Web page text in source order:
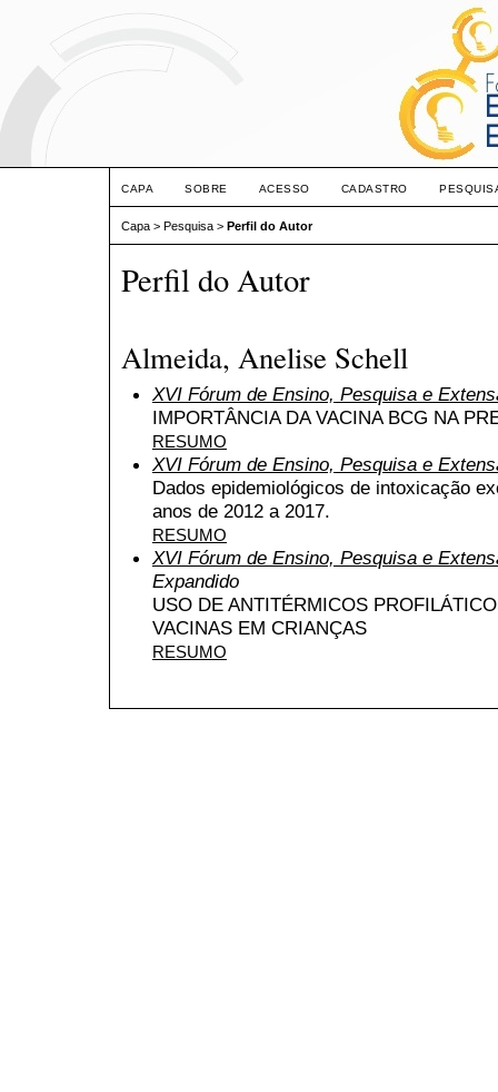
CAPA SOBRE ACESSO CADASTRO
Capa > Pesquisa > Perfil do Autor
Perfil do Autor
Almeida, Anelise Schell
XVI Fórum de Ensino, Pesquisa e
IMPORTÂNCIA DA VACINA BCG NA
RESUMO
XVI Fórum de Ensino, Pesquisa e
Dados epidemiológicos de intoxicação
anos de 2012 a 2017.
RESUMO
XVI Fórum de Ensino, Pesquisa e
Expandido
USO DE ANTITÉRMICOS
VACINAS EM CRIANÇAS
RESUMO